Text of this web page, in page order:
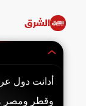
الشرق
أدانت دول
وقطر ومصر